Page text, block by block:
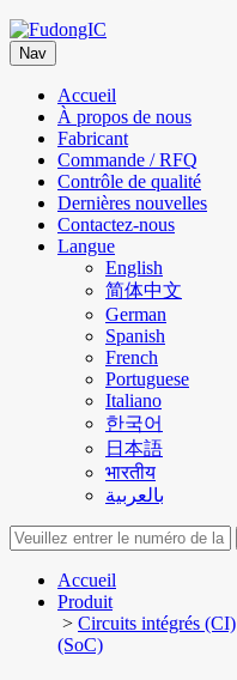
Nav
Accueil
À propos de nous
Fabricant
Commande / RFQ
Contrôle de qualité
Dernières nouvelles
Contactez-nous
Langue
English
简体中文
German
Spanish
French
Portuguese
Italiano
한국어
日本語
भारतीय
بالعربية
Accueil
Produit
> Circuits intégrés (CI)
(SoC)